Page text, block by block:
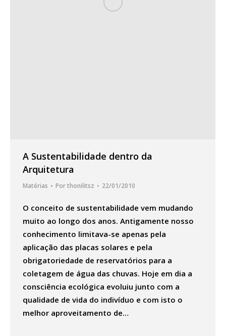
A Sustentabilidade dentro da
Arquitetura
Matérias Porthonilitsz 22/01/2010
O conceito de sustentabilidade vem mudando
muito ao longo dos anos. Antigamente nosso
conhecimento limitava-se apenas pela
aplicação das placas solares e pela
obrigatoriedade de reservatórios para a
coletagem de água das chuvas. Hoje em dia a
consciência ecológica evoluiu junto com a
qualidade de vida do indivíduo e com isto o
melhor aproveitamento de…